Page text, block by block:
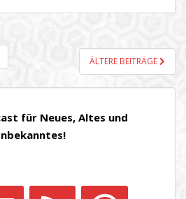
ÄLTERE BEITRÄGE
für Neues, Altes und